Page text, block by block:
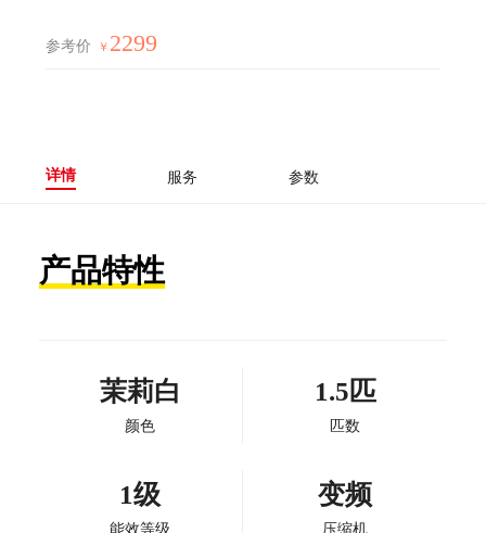
参考价 ￥ 2299
详情 服务 参数
产品特性
茉莉白
颜色
1.5匹
匹数
1级
能效等级
变频
压缩机